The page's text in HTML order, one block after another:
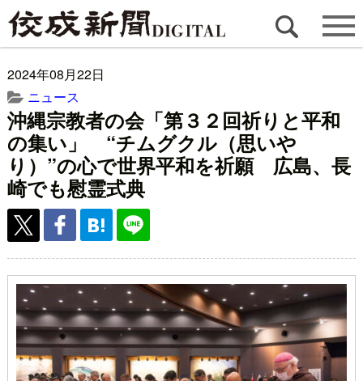
2024年08月22日
ニュース
沖縄宗教者の会「第３２回祈りと平和
の集い」 “チムグクル（思いや
り）”の心で世界平和を祈願 広島、長
崎でも慰霊式典